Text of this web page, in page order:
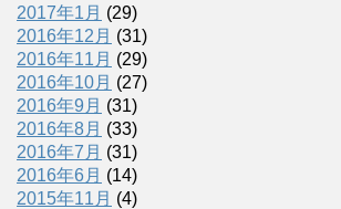
2017年1月 (29)
2016年12月 (31)
2016年11月 (29)
2016年10月 (27)
2016年9月 (31)
2016年8月 (33)
2016年7月 (31)
2016年6月 (14)
2015年11月 (4)